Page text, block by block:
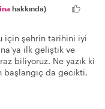
hakkında)
için şehrin tarihini iyi
ilk geliştik ve
biliyoruz. Ne yazık ki
başlangıç da gecikti,